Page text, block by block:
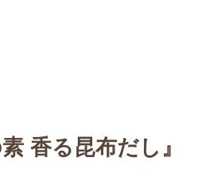
香る昆布だし』